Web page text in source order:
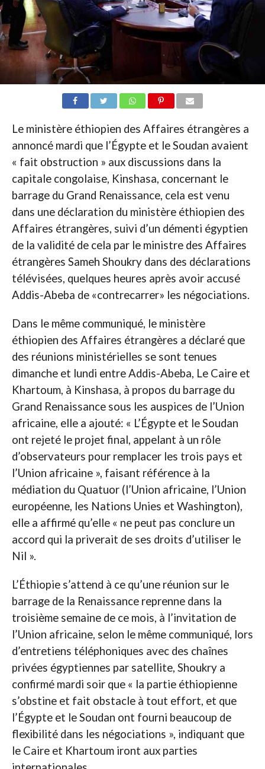
Le ministère éthiopien des Affaires étrangères a
annoncé mardi que l’Égypte et le Soudan avaient
« fait obstruction » aux discussions dans la
capitale congolaise, Kinshasa, concernant le
barrage du Grand Renaissance, cela est venu
dans une déclaration du ministère éthiopien des
Affaires étrangères, suivi d’un démenti égyptien
de la validité de cela par le ministre des Affaires
étrangères Sameh Shoukry dans des déclarations
télévisées, quelques heures après avoir accusé
Addis-Abeba de «contrecarrer» les négociations.
Dans le même communiqué, le ministère
éthiopien des Affaires étrangères a déclaré que
des réunions ministérielles se sont tenues
dimanche et lundi entre Addis-Abeba, Le Caire et
Khartoum, à Kinshasa, à propos du barrage du
Grand Renaissance sous les auspices de l’Union
africaine, elle a ajouté: « L’Égypte et le Soudan
ont rejeté le projet final, appelant à un rôle
d’observateurs pour remplacer les trois pays et
l’Union africaine », faisant référence à la
médiation du Quatuor (l’Union africaine, l’Union
européenne, les Nations Unies et Washington),
elle a affirmé qu’elle « ne peut pas conclure un
accord qui la priverait de ses droits d’utiliser le
Nil ».
L’Éthiopie s’attend à ce qu’une réunion sur le
barrage de la Renaissance reprenne dans la
troisième semaine de ce mois, à l’invitation de
l’Union africaine, selon le même communiqué, lors
d’entretiens téléphoniques avec des chaînes
privées égyptiennes par satellite, Shoukry a
confirmé mardi soir que « la partie éthiopienne
s’obstine et fait obstacle à tout effort, et que
l’Égypte et le Soudan ont fourni beaucoup de
flexibilité dans les négociations », indiquant que
le Caire et Khartoum iront aux parties